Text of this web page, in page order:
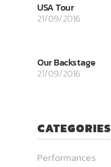
USA Tour
21/09/2016
Our Backstage
21/09/2016
CATEGORIES
Performances